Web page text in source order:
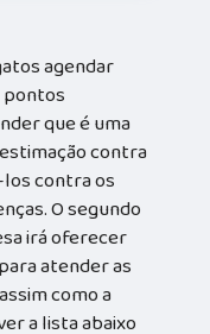
agendar
pontos
que é uma
contra
contra os
O segundo
irá oferecer
atender as
como a
a lista abaixo